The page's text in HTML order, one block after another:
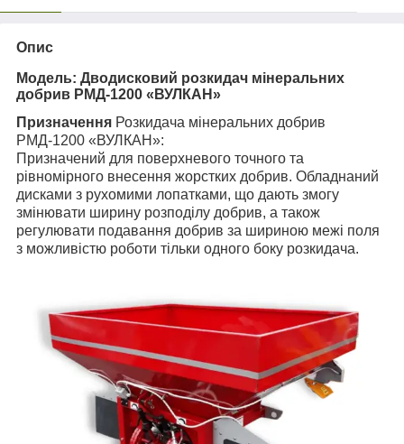
Опис
Модель: Дводисковий розкидач мінеральних
добрив РМД-1200 «ВУЛКАН»
Призначення Розкидача мінеральних добрив
РМД-1200 «ВУЛКАН»:
Призначений для поверхневого точного та
рівномірного внесення жорстких добрив. Обладнаний
дисками з рухомими лопатками, що дають змогу
змінювати ширину розподілу добрив, а також
регулювати подавання добрив за шириною межі поля
з можливістю роботи тільки одного боку розкидача.